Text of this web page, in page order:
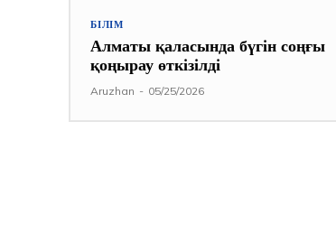
БІЛІМ
Алматы қаласында бүгін соңғы
қоңырау өткізілді
Aruzhan - 05/25/2026